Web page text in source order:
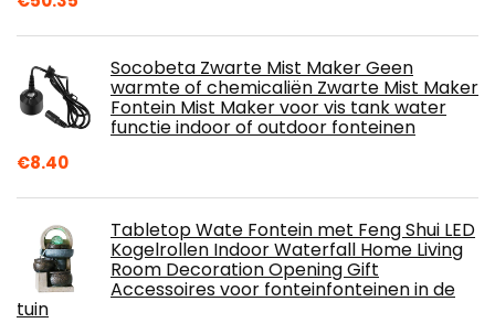
Socobeta Zwarte Mist Maker Geen
warmte of chemicaliën Zwarte Mist Maker
Fontein Mist Maker voor vis tank water
functie indoor of outdoor fonteinen
€8.40
Tabletop Wate Fontein met Feng Shui LED
Kogelrollen Indoor Waterfall Home Living
Room Decoration Opening Gift
Accessoires voor fonteinfonteinen in de
tuin